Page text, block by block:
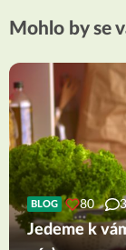
Mohlo by se
BLOG 80
Jedeme k